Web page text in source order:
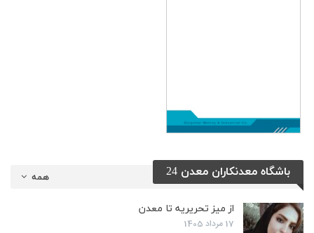
همه باشگاه معدنکاران معدن 24
از میز تحریریه تا معدن
17 مرداد 1405